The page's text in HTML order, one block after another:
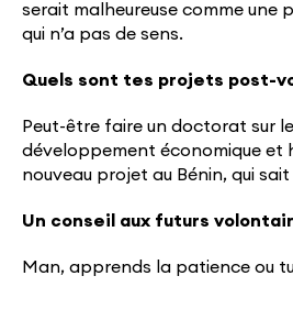
serait malheureuse comme une
qui n’a pas de sens.
Quels sont tes projets post-
Peut-être faire un doctorat sur
développement économique et
nouveau projet au Bénin, qui sait
Un conseil aux futurs
Man, apprends la patience ou